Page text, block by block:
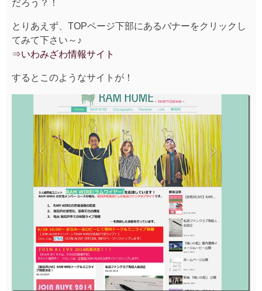
だろう？！
とりあえず、TOPページ下部にあるバナーをクリックし
てみて下さい～♪
⇒いわみざわ情報サイト
するとこのようなサイトが！